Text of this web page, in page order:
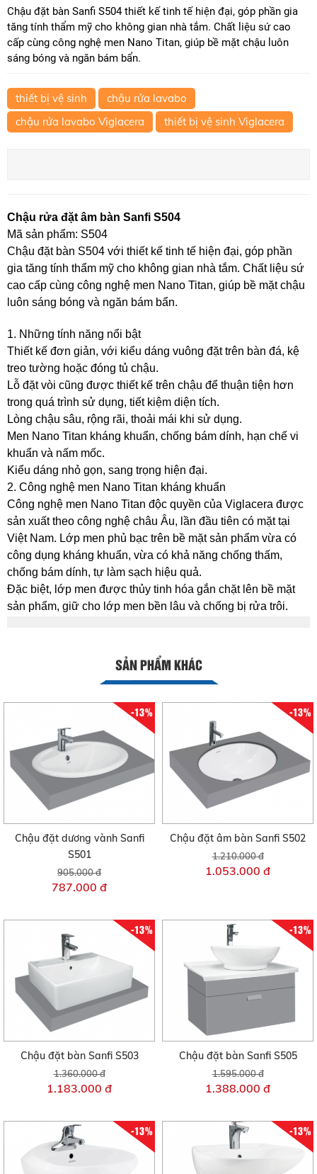
Chậu đặt bàn Sanfi S504 thiết kế tinh tế hiện đại, góp phần gia
tăng tính thẩm mỹ cho không gian nhà tắm. Chất liệu sứ cao
cấp cùng công nghệ men Nano Titan, giúp bề mặt chậu luôn
sáng bóng và ngăn bám bẩn.
thiết bị vệ sinh
chậu rửa lavabo
chậu rửa lavabo Viglacera
thiết bị vệ sinh Viglacera
Chậu rửa đặt âm bàn Sanfi S504
Mã sản phẩm: S504
Chậu đặt bàn S504 với thiết kế tinh tế hiện đại, góp phần
gia tăng tính thẩm mỹ cho không gian nhà tắm. Chất liệu sứ
cao cấp cùng công nghệ men Nano Titan, giúp bề mặt chậu
luôn sáng bóng và ngăn bám bẩn.
1. Những tính năng nổi bật
Thiết kế đơn giản, với kiểu dáng vuông đặt trên bàn đá, kệ
treo tường hoặc đóng tủ chậu.
Lỗ đặt vòi cũng được thiết kế trên chậu để thuận tiện hơn
trong quá trình sử dụng, tiết kiệm diện tích.
Lòng chậu sâu, rộng rãi, thoải mái khi sử dụng.
Men Nano Titan kháng khuẩn, chống bám dính, hạn chế vi
khuẩn và nấm mốc.
Kiểu dáng nhỏ gọn, sang trọng hiện đại.
2. Công nghệ men Nano Titan kháng khuẩn
Công nghệ men Nano Titan độc quyền của Viglacera được
sản xuất theo công nghệ châu Âu, lần đầu tiên có mặt tại
Việt Nam. Lớp men phủ bạc trên bề mặt sản phẩm vừa có
công dụng kháng khuẩn, vừa có khả năng chống thấm,
chống bám dính, tự làm sạch hiệu quả.
Đặc biệt, lớp men được thủy tinh hóa gắn chặt lên bề mặt
sản phẩm, giữ cho lớp men bền lâu và chống bị rửa trôi.
SẢN PHẨM KHÁC
-13%
Chậu đặt dương vành Sanfi
S501
905.000 đ
787.000 đ
-13%
Chậu đặt âm bàn Sanfi S502
1.210.000 đ
1.053.000 đ
-13%
Chậu đặt bàn Sanfi S503
1.360.000 đ
1.183.000 đ
-13%
Chậu đặt bàn Sanfi S505
1.595.000 đ
1.388.000 đ
-13% -13%